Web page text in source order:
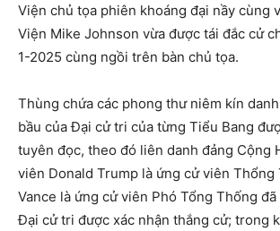
Viện chủ tọa phiên khoáng đại nầy cùng
Viện Mike Johnson vừa được tái đắc cử
1-2025 cùng ngồi trên bàn chủ tọa.
Thùng chứa các phong thư niêm kín
bầu của Đại cử tri của từng Tiểu Bang
tuyên đọc, theo đó liên danh đảng Cộng
viên Donald Trump là ứng cử viên Thổng
Vance là ứng cử viên Phó Tổng Thống
Đại cử tri được xác nhận thắng cử; trong